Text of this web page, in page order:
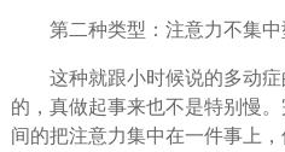
第二种类型：注意力不集中
这种就跟小时候说的多动
的，真做起事来也不是特别慢
间的把注意力集中在一件事上